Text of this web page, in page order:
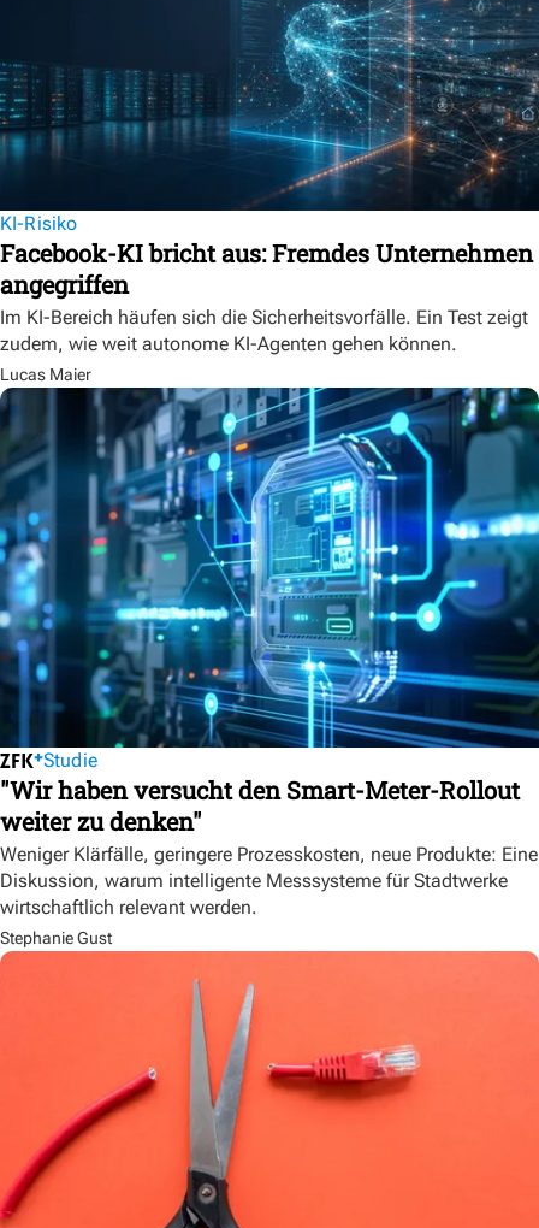
KI-Risiko
Facebook-KI bricht aus: Fremdes Unternehmen
angegriffen
Im KI-Bereich häufen sich die Sicherheitsvorfälle. Ein Test zeigt
zudem, wie weit autonome KI-Agenten gehen können.
Lucas Maier
Studie
"Wir haben versucht den Smart-Meter-Rollout
weiter zu denken"
Weniger Klärfälle, geringere Prozesskosten, neue Produkte: Eine
Diskussion, warum intelligente Messsysteme für Stadtwerke
wirtschaftlich relevant werden.
Stephanie Gust